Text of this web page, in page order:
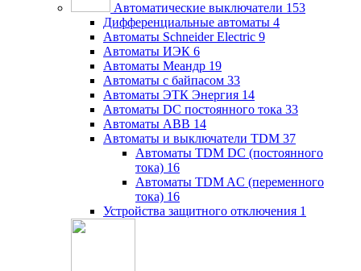
Автоматические выключатели 153
Дифференциальные автоматы 4
Автоматы Schneider Electric 9
Автоматы ИЭК 6
Автоматы Меандр 19
Автоматы с байпасом 33
Автоматы ЭТК Энергия 14
Автоматы DC постоянного тока 33
Автоматы ABB 14
Автоматы и выключатели TDM 37
Автоматы TDM DC (постоянного
тока) 16
Автоматы TDM AC (переменного
тока) 16
Устройства защитного отключения 1